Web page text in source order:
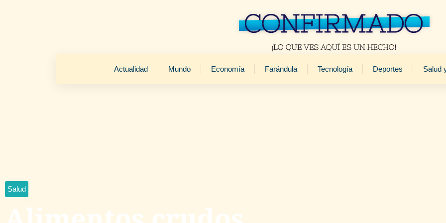
Actualidad Mundo Economía Farándula Tecnología Deportes Salud
Salud